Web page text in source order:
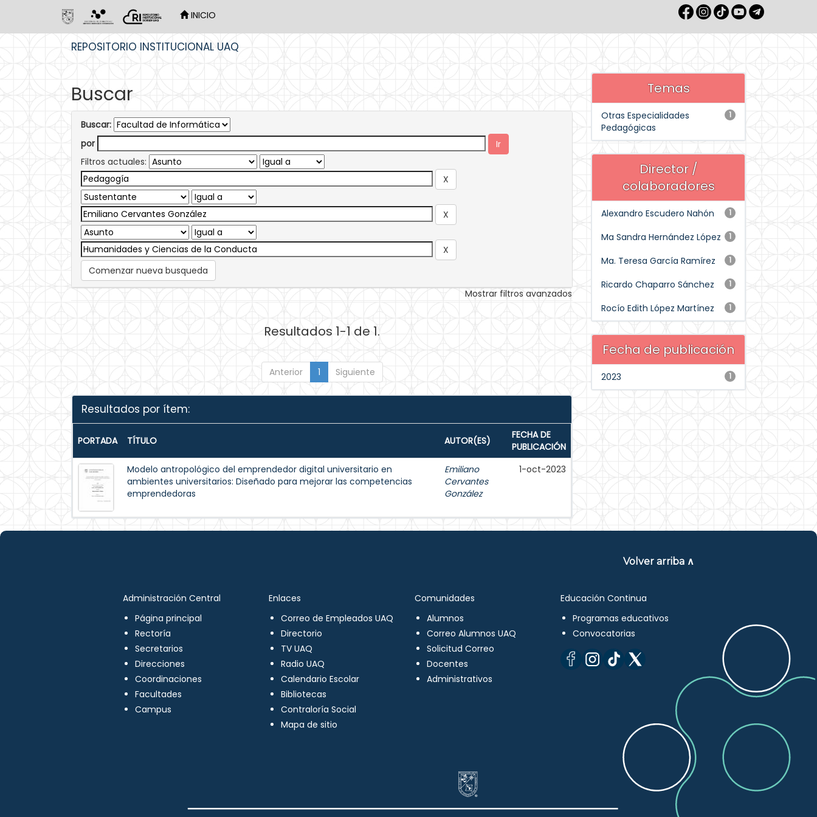
INICIO
REPOSITORIO INSTITUCIONAL UAQ
Buscar
Buscar:
por
Filtros actuales:
Comenzar nueva busqueda
Mostrar filtros avanzados
Resultados 1-1 de 1.
Anterior 1 Siguiente
Resultados por ítem:
PORTADA TÍTULO AUTOR(ES)
FECHA DE
PUBLICACIÓN
Modelo antropológico del emprendedor digital universitario en
ambientes universitarios: Diseñado para mejorar las competencias
emprendedoras
Emiliano
Cervantes
González
1-oct-2023
Temas
1
Otras Especialidades
Pedagógicas
Director /
colaboradores
1
Alexandro Escudero Nahón
1
Ma Sandra Hernández López
1
Ma. Teresa García Ramírez
1
Ricardo Chaparro Sánchez
1
Rocío Edith López Martínez
Fecha de publicación
1
2023
Volver arriba ∧
Administración Central
Página principal
Rectoría
Secretarios
Direcciones
Coordinaciones
Facultades
Campus
Enlaces
Correo de Empleados UAQ
Directorio
TV UAQ
Radio UAQ
Calendario Escolar
Bibliotecas
Contraloría Social
Mapa de sitio
Comunidades
Alumnos
Correo Alumnos UAQ
Solicitud Correo
Docentes
Administrativos
Educación Continua
Programas educativos
Convocatorias